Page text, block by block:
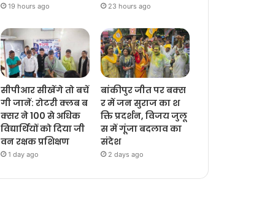
19 hours ago 23 hours ago
सीपीआर सीखेंगे तो बचें
गी जानें: रोटरी क्लब ब
क्सर ने 100 से अधिक
विद्यार्थियों को दिया जी
वन रक्षक प्रशिक्षण
1 day ago
बांकीपुर जीत पर बक्स
र में जन सुराज का श
क्ति प्रदर्शन, विजय जुलू
स में गूंजा बदलाव का
संदेश
2 days ago